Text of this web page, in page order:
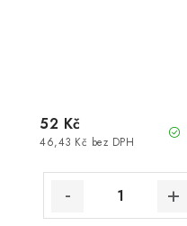
46,43 Kč bez DPH
52 Kč